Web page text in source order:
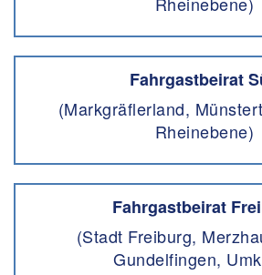
Fahrgastbeirat
(Markgräflerland,
Rheinebene)
Fahrgastbeirat
(Stadt Freiburg,
Gundelfingen,